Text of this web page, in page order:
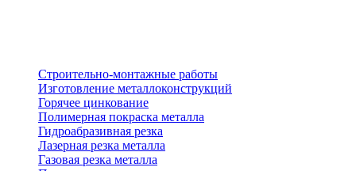
Строительно-монтажные работы
Изготовление металлоконструкций
Горячее цинкование
Полимерная покраска металла
Гидроабразивная резка
Лазерная резка металла
Газовая резка металла